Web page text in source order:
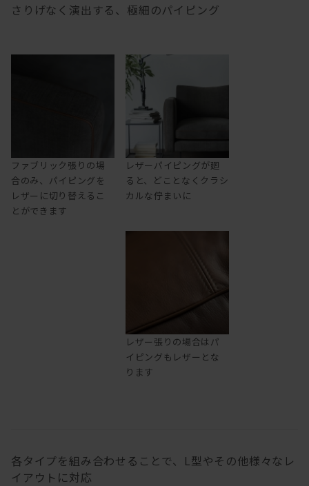
さりげなく演出する、極細のパイピング
ファブリック張りの場
合のみ、パイピングを
レザーに切り替えるこ
とができます
レザーパイピングが廻
ると、どことなくクラシ
カルな佇まいに
レザー張りの場合はパ
イピングもレザーとな
ります
各タイプを組み合わせることで、L型やその他様々なレ
イアウトに対応